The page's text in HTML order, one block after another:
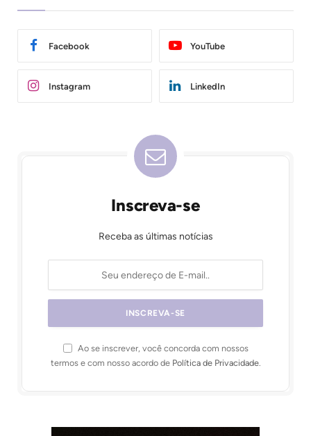
Facebook YouTube
Instagram LinkedIn
Inscreva-se
Receba as últimas notícias
Ao se inscrever, você concorda com nossos
termos e com nosso acordo de Política de Privacidade.